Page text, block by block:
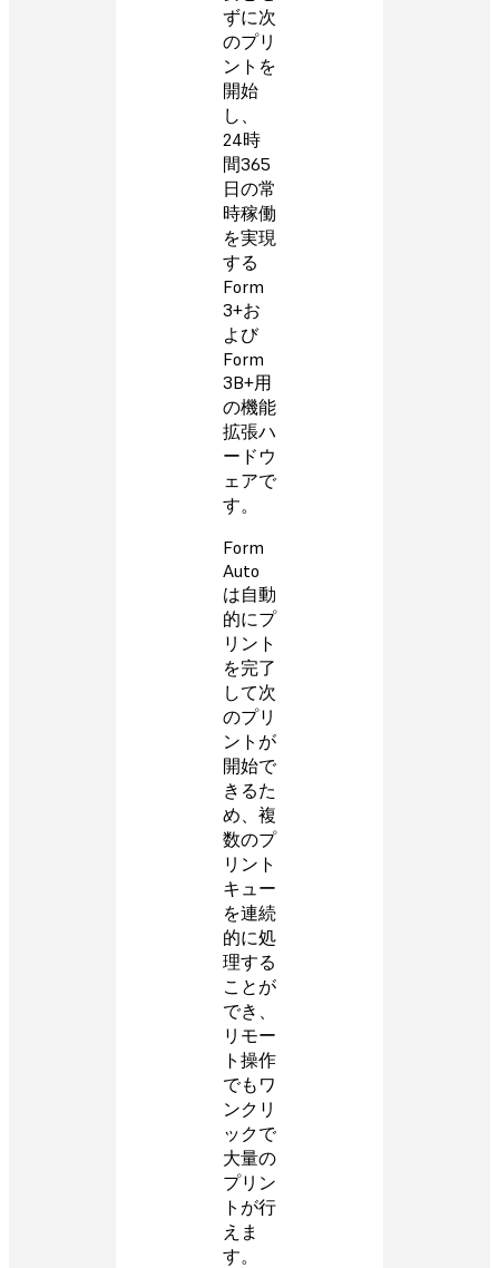
ずに次
のプリ
ントを
開始
し、
24時
間365
日の常
時稼働
を実現
する
Form
3+お
よび
Form
3B+用
の機能
拡張ハ
ードウ
ェアで
す。
Form
Auto
は自動
的にプ
リント
を完了
して次
のプリ
ントが
開始で
きるた
め、複
数のプ
リント
キュー
を連続
的に処
理する
ことが
でき、
リモー
ト操作
でもワ
ンクリ
ックで
大量の
プリン
トが行
えま
す。